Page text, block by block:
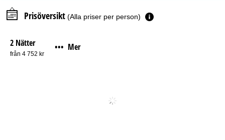
Prisöversikt (Alla priser per person)
2 Nätter
från 4 752 kr
••• Mer